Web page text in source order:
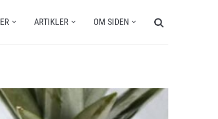
ARTIKLER OM SIDEN
Search